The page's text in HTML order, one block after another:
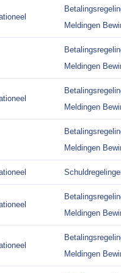
Meldingen
Meldingen
Meldingen
Meldingen
Meldingen
Meldingen